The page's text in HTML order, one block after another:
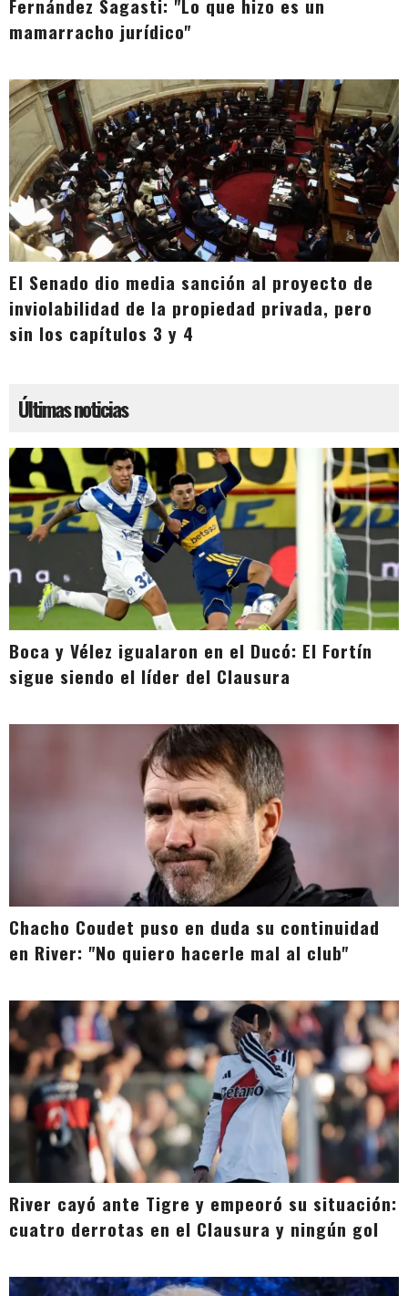
Fernández Sagasti: "Lo que hizo es un
mamarracho jurídico"
El Senado dio media sanción al proyecto de
inviolabilidad de la propiedad privada, pero
sin los capítulos 3 y 4
Últimas noticias
Boca y Vélez igualaron en el Ducó: El Fortín
sigue siendo el líder del Clausura
Chacho Coudet puso en duda su continuidad
en River: "No quiero hacerle mal al club"
River cayó ante Tigre y empeoró su situación:
cuatro derrotas en el Clausura y ningún gol